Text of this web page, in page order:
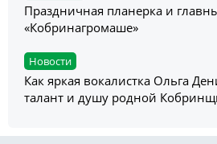
Праздничная планерка и
«Кобринагромаше»
Новости
Как яркая вокалистка Ольга
талант и душу родной